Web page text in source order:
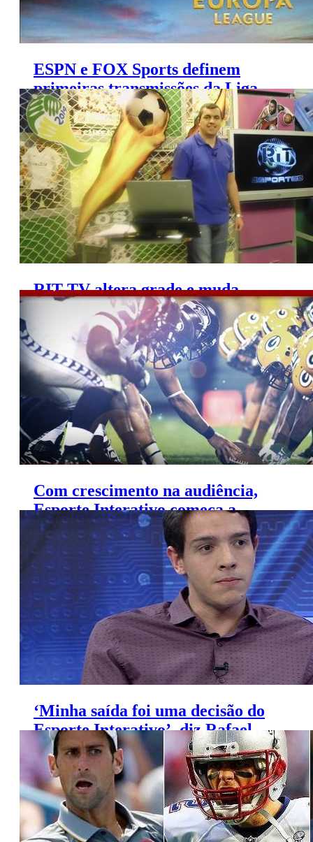
ESPN e FOX Sports definem
primeiras transmissões da Liga
Europa
RIT TV altera grade e muda
horário de programa esportivo
Com crescimento na audiência,
Esporte Interativo começa a
mostrar a NFL
‘Minha saída foi uma decisão do
Esporte Interativo’, diz Rafael
Oliveira